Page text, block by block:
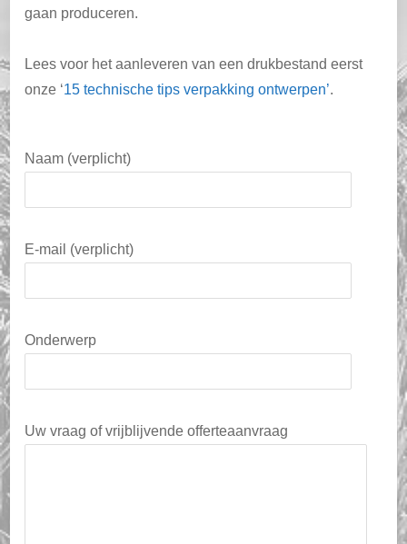
gaan produceren.
Lees voor het aanleveren van een drukbestand eerst
onze ‘15 technische tips verpakking ontwerpen’.
Naam (verplicht)
E-mail (verplicht)
Onderwerp
Uw vraag of vrijblijvende offerteaanvraag